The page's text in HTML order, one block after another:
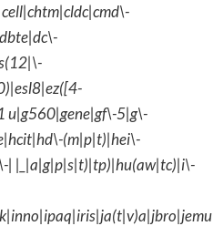
u|g560|gene|gf\-5|g\-
(m|p|t)|hei\-
| |_|a|g|p|s|t)|tp)|hu(aw|tc)|i\-